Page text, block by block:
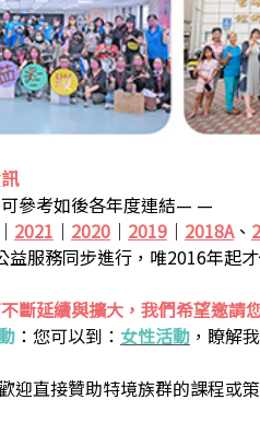
參考如後各年度連結— —
｜ 2021 ｜ 2020 ｜ 2019 ｜ 2018A、
益服務同步進行，唯2016年起
斷延續與擴大，我們希望邀請
： 您可以到： 女性活動 ，瞭解
迎直接贊助特境族群的課程或